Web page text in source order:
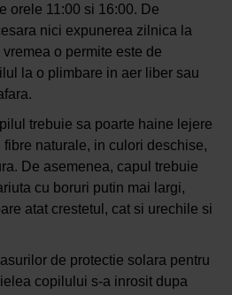
orele 11:00 si 16:00. De
nici expunerea zilnica la
o permite este de
la o plimbare in aer liber sau
trebuie sa poarte haine lejere
naturale, in culori deschise,
De asemenea, capul trebuie
cu boruri putin mai largi,
atat crestetul, cat si urechile si
de protectie solara pentru
copilului s-a inrosit dupa